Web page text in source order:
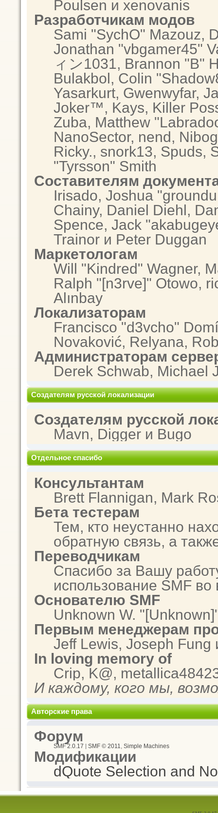
Poulsen и xenovanis
Разработчикам модов
Sami "SychO" Mazouz,
Jonathan "vbgamer45"
ィン1031, Brannon "B"
Bulakbol, Colin
Yasarkurt, Gwenwyfar,
Joker™, Kays, Killer
Zuba, Matthew
NanoSector, nend,
Ricky., snork13, Spuds,
"Tyrsson" Smith
Составителям
Irisado, Joshua
Chainy, Daniel Diehl,
Spence, Jack
Trainor и Peter Duggan
Маркетологам
Will "Kindred" Wagner,
Ralph "[n3rve]" Otowo,
Alınbay
Локализаторам
Francisco "d3vcho"
Novaković, Relyana,
Администраторам
Derek Schwab, Michael
Создателям русской локализации
Создателям русской
Mavn, Digger и Bugo
Отдельное спасибо
Консультантам
Brett Flannigan, Mark
Бета тестерам
Тем, кто неустанно
обратную связь, а
Переводчикам
Спасибо за Вашу
использование SMF
Основателю SMF
Unknown W.
Первым менеджерам
Jeff Lewis, Joseph Fung
In loving memory of
Crip, K@,
И каждому, кого мы,
Авторские права
Форум
SMF 2.0.17 SMF © 2011, Simple Machines
Модификации
dQuote Selection and